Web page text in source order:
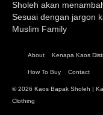
Sholeh akan
Sesuai dengan jargon
Muslim Family
About Kenapa Kaos
How To Buy Contact
© 2026 Kaos Bapak Sholeh |
Clothing